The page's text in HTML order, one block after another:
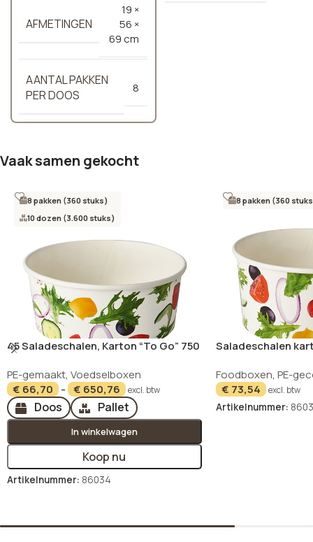
AFMETINGEN
19 ×
56 ×
69 cm
AANTAL PAKKEN
PER DOOS
8
Vaak samen gekocht
8 pakken (360 stuks)
10 dozen (3.600 stuks)
45 Saladeschalen, Karton “To Go” 750
PE-gemaakt, Voedselboxen
€ 66,70 - € 650,76 excl. btw
Doos Pallet
In winkelwagen
Koop nu
Artikelnummer: 86034
8 pakken (360
Saladeschalen
Foodboxen, PE-
€ 73,54 excl. btw
Artikelnummer: